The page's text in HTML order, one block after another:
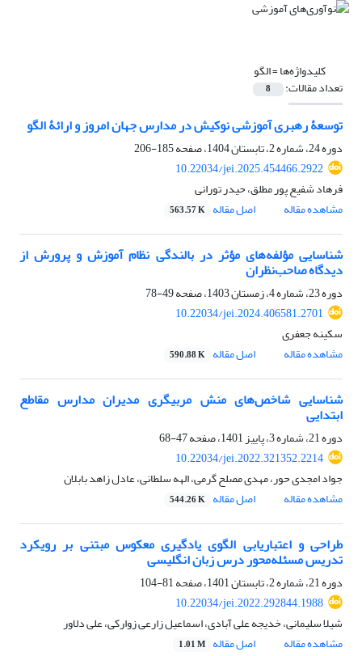
کلیدواژه‌ها =الگو
تعداد مقالات: 8
توسعۀ رهبری آموزشی نوکیش در مدارس جهان امروز و ارائۀ الگو
دوره 24، شماره 2، تابستان 1404، صفحه
185-206
10.22034/jei.2025.454466.2922
فرهاد شفیع پور مطلق، حیدر تورانی
مشاهده مقاله
اصل مقاله 563.57 K
شناسایی مؤلفه‌های مؤثر در بالندگی نظام آموزش و پرورش از
دیدگاه صاحب‌نظران
دوره 23، شماره 4، زمستان 1403، صفحه
49-78
10.22034/jei.2024.406581.2701
سکینه جعفری
مشاهده مقاله
اصل مقاله 590.88 K
شناسایی شاخص‌های منش مربیگری مدیران مدارس مقاطع
ابتدایی
دوره 21، شماره 3، پاییز 1401، صفحه
47-68
10.22034/jei.2022.321352.2214
جواد امجدی حور، مهدی مصلح گرمی، الهه سلطانی، عادل زاهد بابلان
مشاهده مقاله
اصل مقاله 544.26 K
طراحی و اعتباریابی الگوی یادگیری معکوس مبتنی بر رویکرد
تدریس مسئله‌محور درس زبان انگلیسی
دوره 21، شماره 2، تابستان 1401، صفحه
81-104
10.22034/jei.2022.292844.1988
شیلا سلیمانی، خدیجه علی آبادی، اسماعیل زارعی زوارکی، علی دلاور
مشاهده مقاله
اصل مقاله 1.01 M